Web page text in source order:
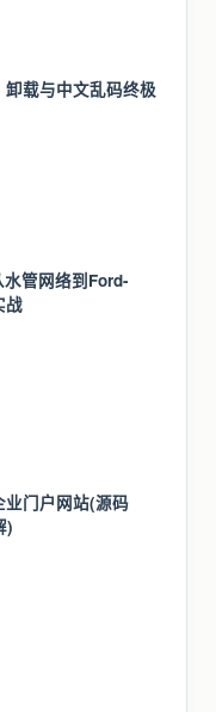
载与中文乱码终极
管网络到Ford-
战
门户网站(源码
)